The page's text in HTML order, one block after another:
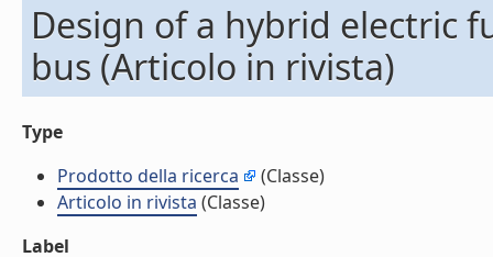
Design of a hybrid electric
bus (Articolo in rivista)
Type
Prodotto della ricerca
(Classe)
Articolo in rivista (Classe)
Label